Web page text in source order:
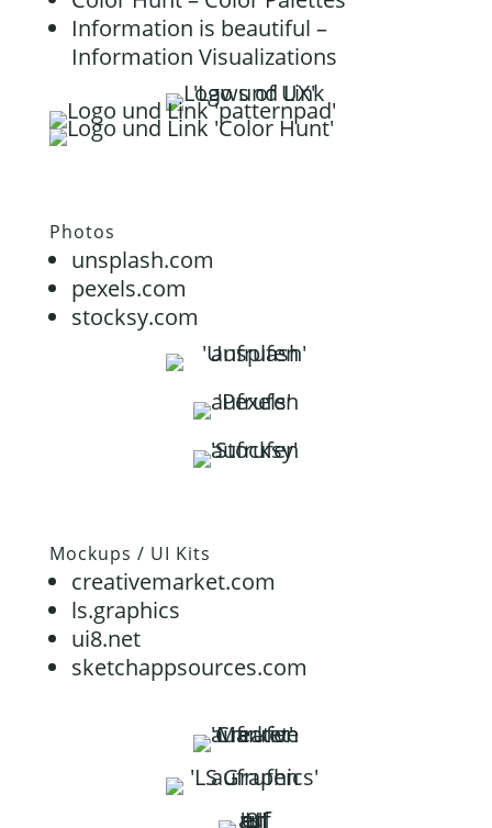
Information is beautiful –
Information Visualizations
Photos
unsplash.com
pexels.com
stocksy.com
Mockups / UI Kits
creativemarket.com
ls.graphics
ui8.net
sketchappsources.com